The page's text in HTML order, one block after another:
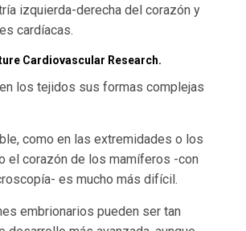
izquierda-derecha del corazón y
cardíacas.
Cardiovascular Research.
los tejidos sus formas complejas
como en las extremidades o los
el corazón de los mamíferos -con
es mucho más difícil.
embrionarios pueden ser tan